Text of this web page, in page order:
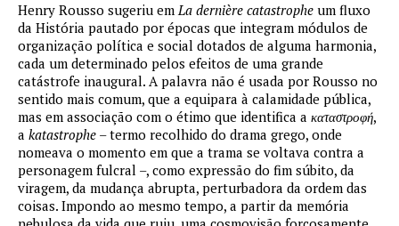
Henry Rousso sugeriu emLa dernière catastrophe um fluxo
da História pautado por épocas que integram módulos de
organização política e social dotados de alguma harmonia,
cada um determinado pelos efeitos de uma grande
catástrofe inaugural. A palavra não é usada por Rousso no
sentido mais comum, que a equipara à calamidade pública,
mas em associação com o étimo que identifica a καταστροφή,
a katastrophe – termo recolhido do drama grego, onde
nomeava o momento em que a trama se voltava contra a
personagem fulcral –, como expressão do fim súbito, da
viragem, da mudança abrupta, perturbadora da ordem das
coisas. Impondo ao mesmo tempo, a partir da memória